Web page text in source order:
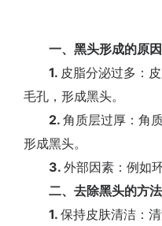
一、黑头形成的原因
1. 皮脂分泌过多：
毛孔，形成黑头。
2. 角质层过厚：角
形成黑头。
3. 外部因素：例如
二、去除黑头的方法
1. 保持皮肤清洁：